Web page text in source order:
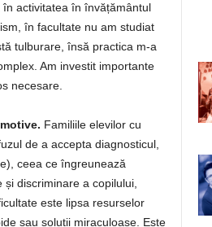
în activitatea în învățământul
în facultate nu am studiat
tulburare, însă practica m-a
Am investit importante
necesare.
Familiile elevilor cu
de a accepta diagnosticul,
ceea ce îngreunează
discriminare a copilului,
este lipsa resurselor
sau soluții miraculoase. Este